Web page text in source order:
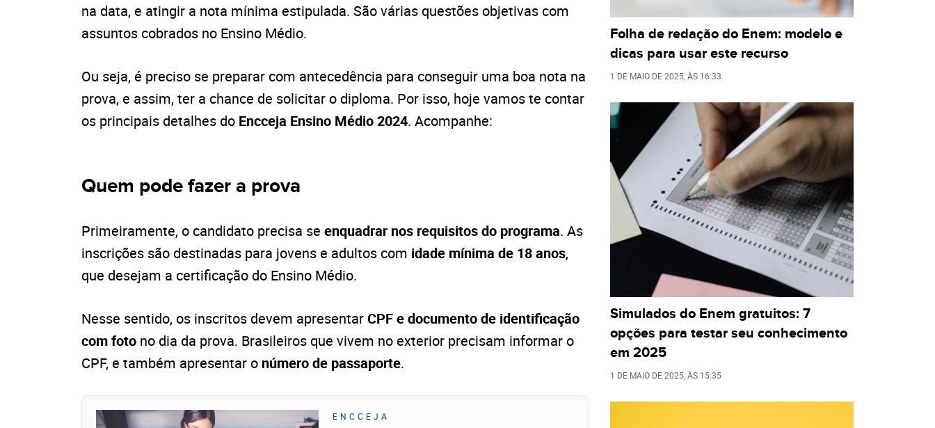
na data, e atingir a nota mínima estipulada. São várias questões objetivas com
assuntos cobrados no Ensino Médio.
Ou seja, é preciso se preparar com antecedência para conseguir uma boa nota na
prova, e assim, ter a chance de solicitar o diploma. Por isso, hoje vamos te contar
os principais detalhes do Encceja Ensino Médio 2024. Acompanhe:
Quem pode fazer a prova
Primeiramente, o candidato precisa se enquadrar nos requisitos do programa. As
inscrições são destinadas para jovens e adultos com idade mínima de 18 anos,
que desejam a certificação do Ensino Médio.
Nesse sentido, os inscritos devem apresentarCPF e documento de identificação
com foto no dia da prova. Brasileiros que vivem no exterior precisam informar o
CPF, e também apresentar o número de passaporte.
ENCCEJA
Folha de redação do Enem: modelo e
dicas para usar este recurso
1 DE MAIO DE 2025 , ÀS 16:33
Simulados do Enem gratuitos: 7
opções para testar seu conhecimento
em 2025
1 DE MAIO DE 2025 , ÀS 15:35